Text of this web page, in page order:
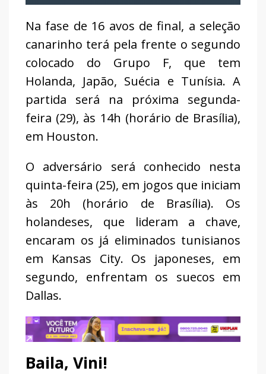
Na fase de 16 avos de final, a seleção
canarinho terá pela frente o segundo
colocado do Grupo F, que tem
Holanda, Japão, Suécia e Tunísia. A
partida será na próxima segunda-
feira (29), às 14h (horário de Brasília),
em Houston.
O adversário será conhecido nesta
quinta-feira (25), em jogos que iniciam
às 20h (horário de Brasília). Os
holandeses, que lideram a chave,
encaram os já eliminados tunisianos
em Kansas City. Os japoneses, em
segundo, enfrentam os suecos em
Dallas.
Baila, Vini!